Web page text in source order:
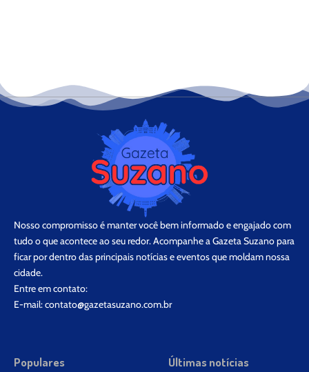
Nosso compromisso é manter você bem informado e engajado com
tudo o que acontece ao seu redor. Acompanhe a Gazeta Suzano para
ficar por dentro das principais notícias e eventos que moldam nossa
cidade.
Entre em contato:
E-mail:contato@gazetasuzano.com.br
Populares Últimas notícias